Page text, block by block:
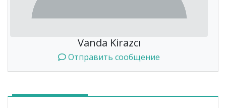
Vanda Kirazcı
Отправить сообщение